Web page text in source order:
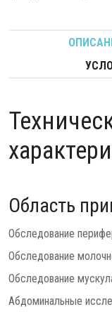
Область
Обследование
Обследование
Обследование
Абдоминальные